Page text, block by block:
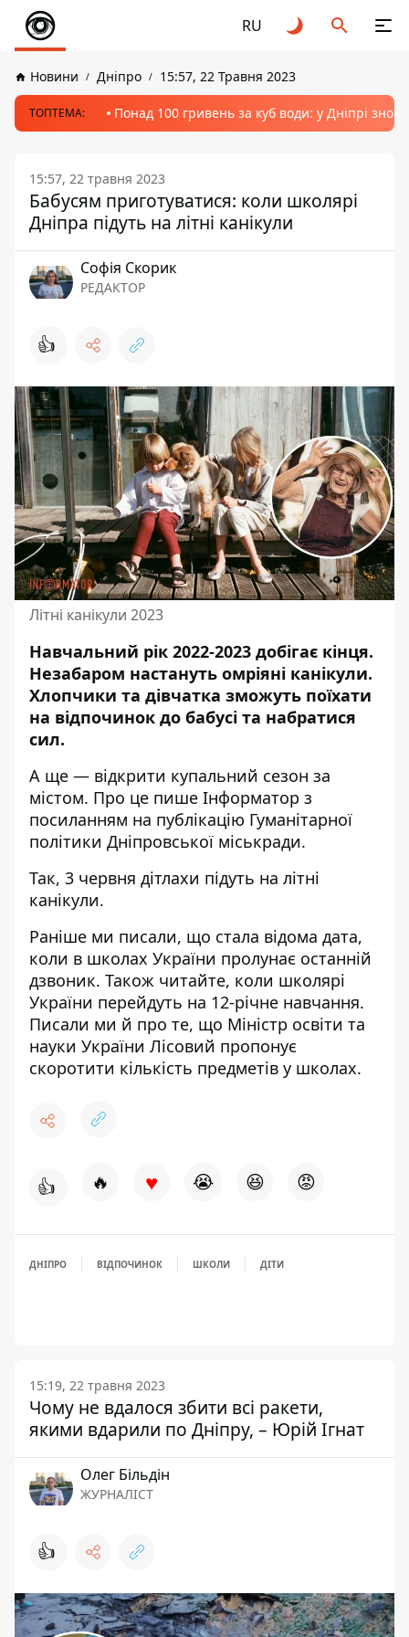
RU
Новини Дніпро 15:57, 22 Травня 2023
ТОПТЕМА: Понад 100 гривень за куб води: у Дніпрі
15:57, 22 травня 2023
Бабусям приготуватися: коли школярі
Дніпра підуть на літні канікули
Софія Скорик
РЕДАКТОР
👍
Літні канікули 2023
Навчальний рік 2022-2023 добігає кінця.
Незабаром настануть омріяні канікули.
Хлопчики та дівчатка зможуть поїхати
на відпочинок до бабусі та набратися
сил.
А ще — відкрити купальний сезон за
містом. Про це пише Інформатор з
посиланням на публікацію Гуманітарної
політики Дніпровської міськради.
Так, 3 червня дітлахи підуть на літні
канікули.
Раніше ми писали, що стала відома дата,
коли в школах України пролунає останній
дзвоник. Також читайте, коли школярі
України перейдуть на 12-річне навчання.
Писали ми й про те, що Міністр освіти та
науки України Лісовий пропонує
скоротити кількість предметів у школах.
👍 🔥 ♥ 😭 😆 😡
ДНІПРО ВІДПОЧИНОК ШКОЛИ ДІТИ
15:19, 22 травня 2023
Чому не вдалося збити всі ракети,
якими вдарили по Дніпру, – Юрій Ігнат
Олег Більдін
ЖУРНАЛІСТ
👍